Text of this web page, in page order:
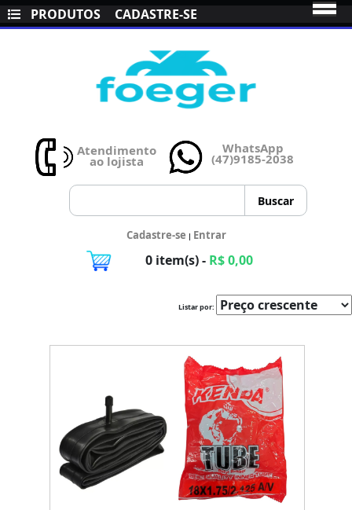
PRODUTOS CADASTRE-SE
Atendimento
ao lojista
WhatsApp
(47)9185-2038
Cadastre-se | Entrar
0 item(s) - R$ 0,00
Listar por: